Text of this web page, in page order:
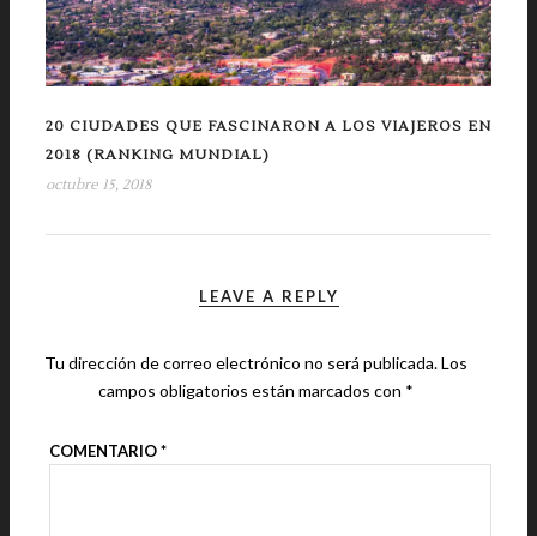
20 CIUDADES QUE FASCINARON A LOS VIAJEROS EN
2018 (RANKING MUNDIAL)
octubre 15, 2018
LEAVE A REPLY
Tu dirección de correo electrónico no será publicada.Los
campos obligatorios están marcados con *
COMENTARIO*